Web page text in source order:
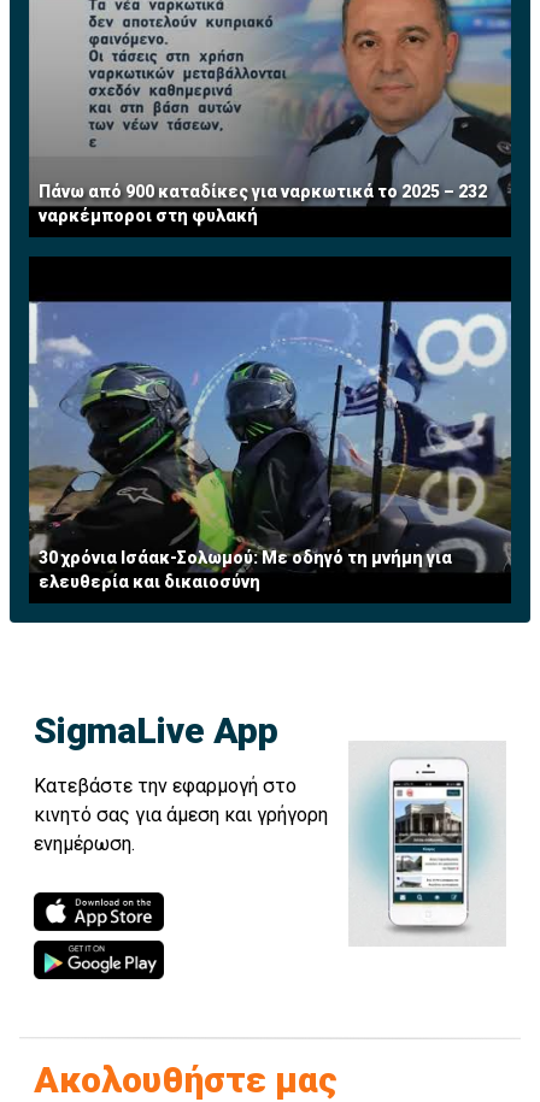
Πάνω από 900 καταδίκες για ναρκωτικά το 2025 – 232
ναρκέμποροι στη φυλακή
30 χρόνια Ισάακ-Σολωμού: Με οδηγό τη μνήμη για
ελευθερία και δικαιοσύνη
SigmaLive App
Κατεβάστε την εφαρμογή στο
κινητό σας για άμεση και γρήγορη
ενημέρωση.
Ακολουθήστε μας